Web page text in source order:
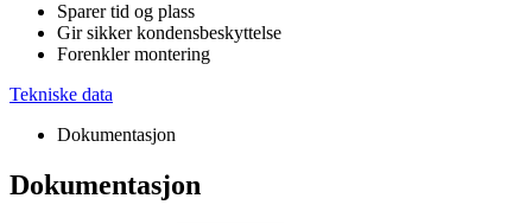
Sparer tid og plass
Gir sikker kondensbeskyttelse
Forenkler montering
Tekniske data
Dokumentasjon
Dokumentasjon